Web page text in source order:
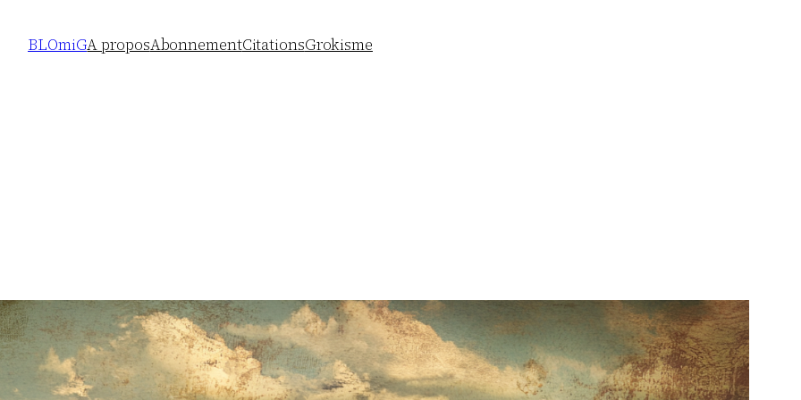
BLOmiGA proposAbonnementCitationsGrokisme